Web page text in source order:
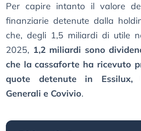
Per capire intanto il valore
finanziarie detenute dalla
che, degli 1,5 miliardi di utile
2025, 1,2 miliardi sono
che la cassaforte ha ricevuto
quote detenute in Essilux,
Generali e Covivio.